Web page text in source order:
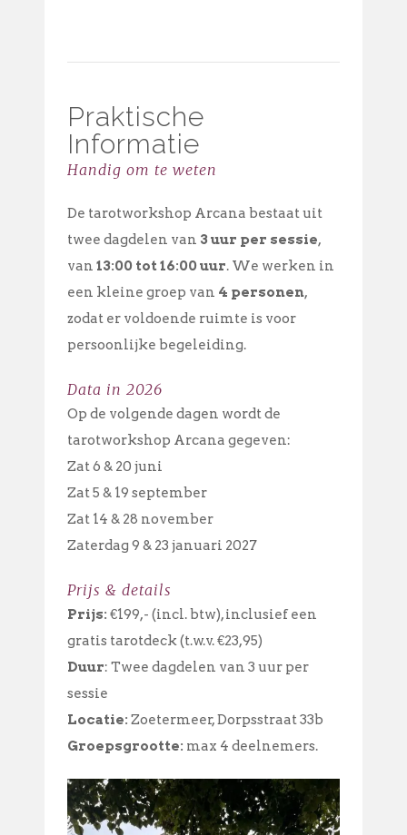
Praktische
Informatie
Handig om te weten
De tarotworkshop Arcana bestaat uit
twee dagdelen van 3 uur per sessie,
van 13:00 tot 16:00 uur. We werken in
een kleine groep van 4 personen,
zodat er voldoende ruimte is voor
persoonlijke begeleiding.
Data in 2026
Op de volgende dagen wordt de
tarotworkshop Arcana gegeven:
Zat 6 & 20 juni
Zat 5 & 19 september
Zat 14 & 28 november
Zaterdag 9 & 23 januari 2027
Prijs & details
Prijs: €199,- (incl. btw), inclusief een
gratis tarotdeck (t.w.v. €23,95)
Duur: Twee dagdelen van 3 uur per
sessie
Locatie: Zoetermeer, Dorpsstraat 33b
Groepsgrootte: max 4 deelnemers.